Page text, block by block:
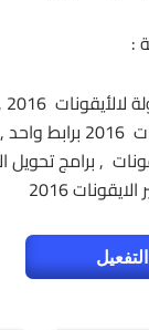
:
اسطوانة برامج الأيقونات